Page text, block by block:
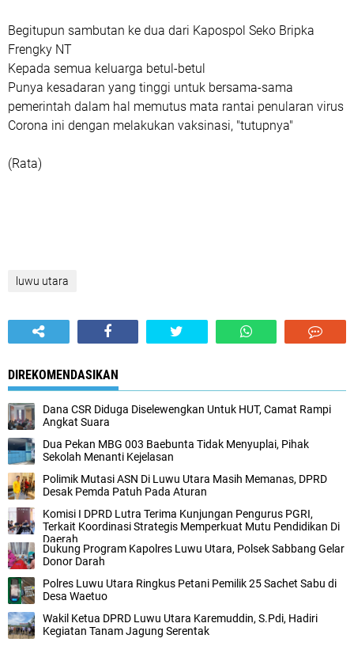
Begitupun sambutan ke dua dari Kapospol Seko Bripka
Frengky NT
Kepada semua keluarga betul-betul
Punya kesadaran yang tinggi untuk bersama-sama
pemerintah dalam hal memutus mata rantai penularan virus
Corona ini dengan melakukan vaksinasi, "tutupnya"
(Rata)
luwu utara
DIREKOMENDASIKAN
Dana CSR Diduga Diselewengkan Untuk HUT, Camat Rampi
Angkat Suara
Dua Pekan MBG 003 Baebunta Tidak Menyuplai, Pihak
Sekolah Menanti Kejelasan
Polimik Mutasi ASN Di Luwu Utara Masih Memanas, DPRD
Desak Pemda Patuh Pada Aturan
Komisi I DPRD Lutra Terima Kunjungan Pengurus PGRI,
Terkait Koordinasi Strategis Memperkuat Mutu Pendidikan Di
Daerah
Dukung Program Kapolres Luwu Utara, Polsek Sabbang Gelar
Donor Darah
Polres Luwu Utara Ringkus Petani Pemilik 25 Sachet Sabu di
Desa Waetuo
Wakil Ketua DPRD Luwu Utara Karemuddin, S.Pdi, Hadiri
Kegiatan Tanam Jagung Serentak